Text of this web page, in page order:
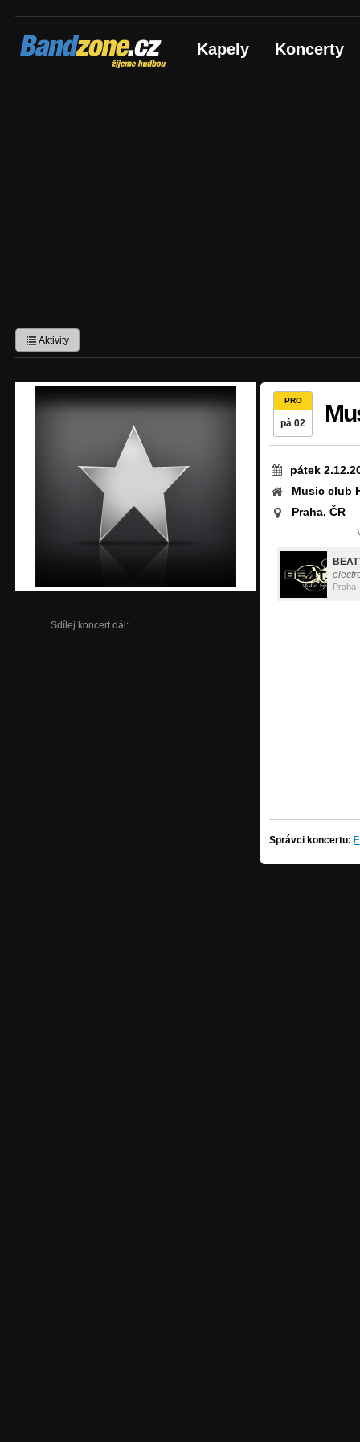
Bandzone.cz
žijeme hudbou Kapely Koncerty
Aktivity
Sdílej koncert dál:
PRO
pá 02
pátek
Music club
Praha, ČR
Praha
Správci koncertu: